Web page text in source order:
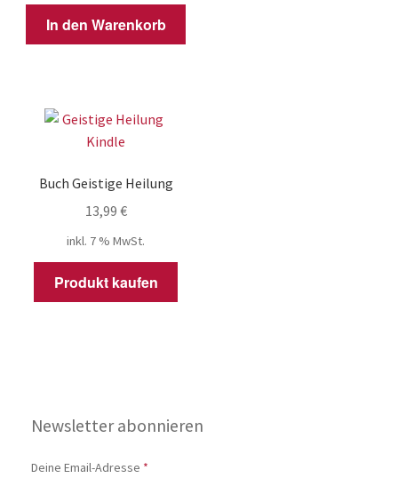
In den Warenkorb
Buch Geistige Heilung
13,99 €
inkl. 7 % MwSt.
Produkt kaufen
Newsletter abonnieren
Deine Email-Adresse *